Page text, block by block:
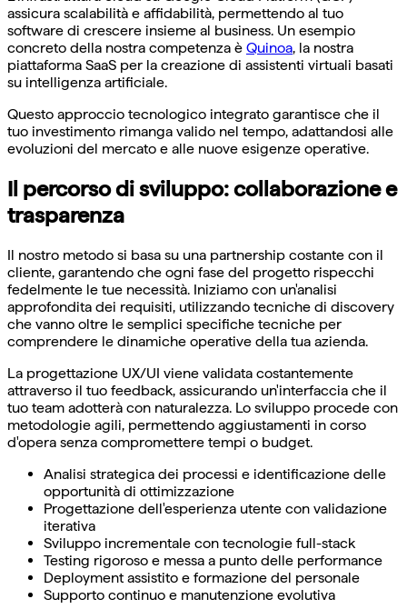
assicura scalabilità e affidabilità, permettendo al tuo
software di crescere insieme al business. Un esempio
concreto della nostra competenza è Quinoa, la nostra
piattaforma SaaS per la creazione di assistenti virtuali basati
su intelligenza artificiale.
Questo approccio tecnologico integrato garantisce che il
tuo investimento rimanga valido nel tempo, adattandosi alle
evoluzioni del mercato e alle nuove esigenze operative.
Il percorso di sviluppo: collaborazione e
trasparenza
Il nostro metodo si basa su una partnership costante con il
cliente, garantendo che ogni fase del progetto rispecchi
fedelmente le tue necessità. Iniziamo con un'analisi
approfondita dei requisiti, utilizzando tecniche di discovery
che vanno oltre le semplici specifiche tecniche per
comprendere le dinamiche operative della tua azienda.
La progettazione UX/UI viene validata costantemente
attraverso il tuo feedback, assicurando un'interfaccia che il
tuo team adotterà con naturalezza. Lo sviluppo procede con
metodologie agili, permettendo aggiustamenti in corso
d'opera senza compromettere tempi o budget.
Analisi strategica dei processi e identificazione delle
opportunità di ottimizzazione
Progettazione dell'esperienza utente con validazione
iterativa
Sviluppo incrementale con tecnologie full-stack
Testing rigoroso e messa a punto delle performance
Deployment assistito e formazione del personale
Supporto continuo e manutenzione evolutiva